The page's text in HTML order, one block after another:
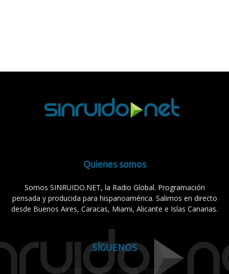
Quienes somos
Somos SINRUIDO.NET, la Radio Global. Programación
pensada y producida para hispanoamérica. Salimos en directo
desde Buenos Aires, Caracas, Miami, Alicante e Islas Canarias.
SÍGUENOS